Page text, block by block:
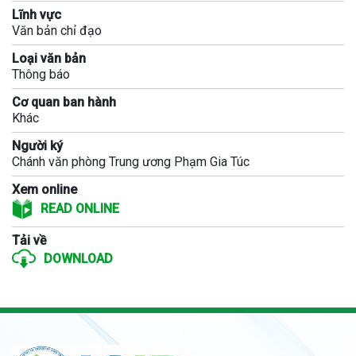
Lĩnh vực
Văn bản chỉ đạo
Loại văn bản
Thông báo
Cơ quan ban hành
Khác
Người ký
Chánh văn phòng Trung ương Phạm Gia Túc
Xem online
READ ONLINE
Tải về
DOWNLOAD